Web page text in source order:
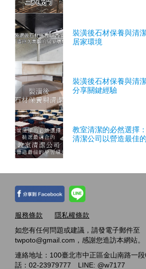
裝潢後石材保養與清
居家環境
裝潢後石材保養與清
分享關鍵經驗
教室清潔的必然選擇
清潔公司以營造最佳
服務條款
隱私權條款
如您有任何問題或建議，請發電子郵件至
twpoto@gmail.com，感謝您造訪本網站。
連絡地址：100臺北市中正區金山南路一
話：02-23979777 LINE: @w7177